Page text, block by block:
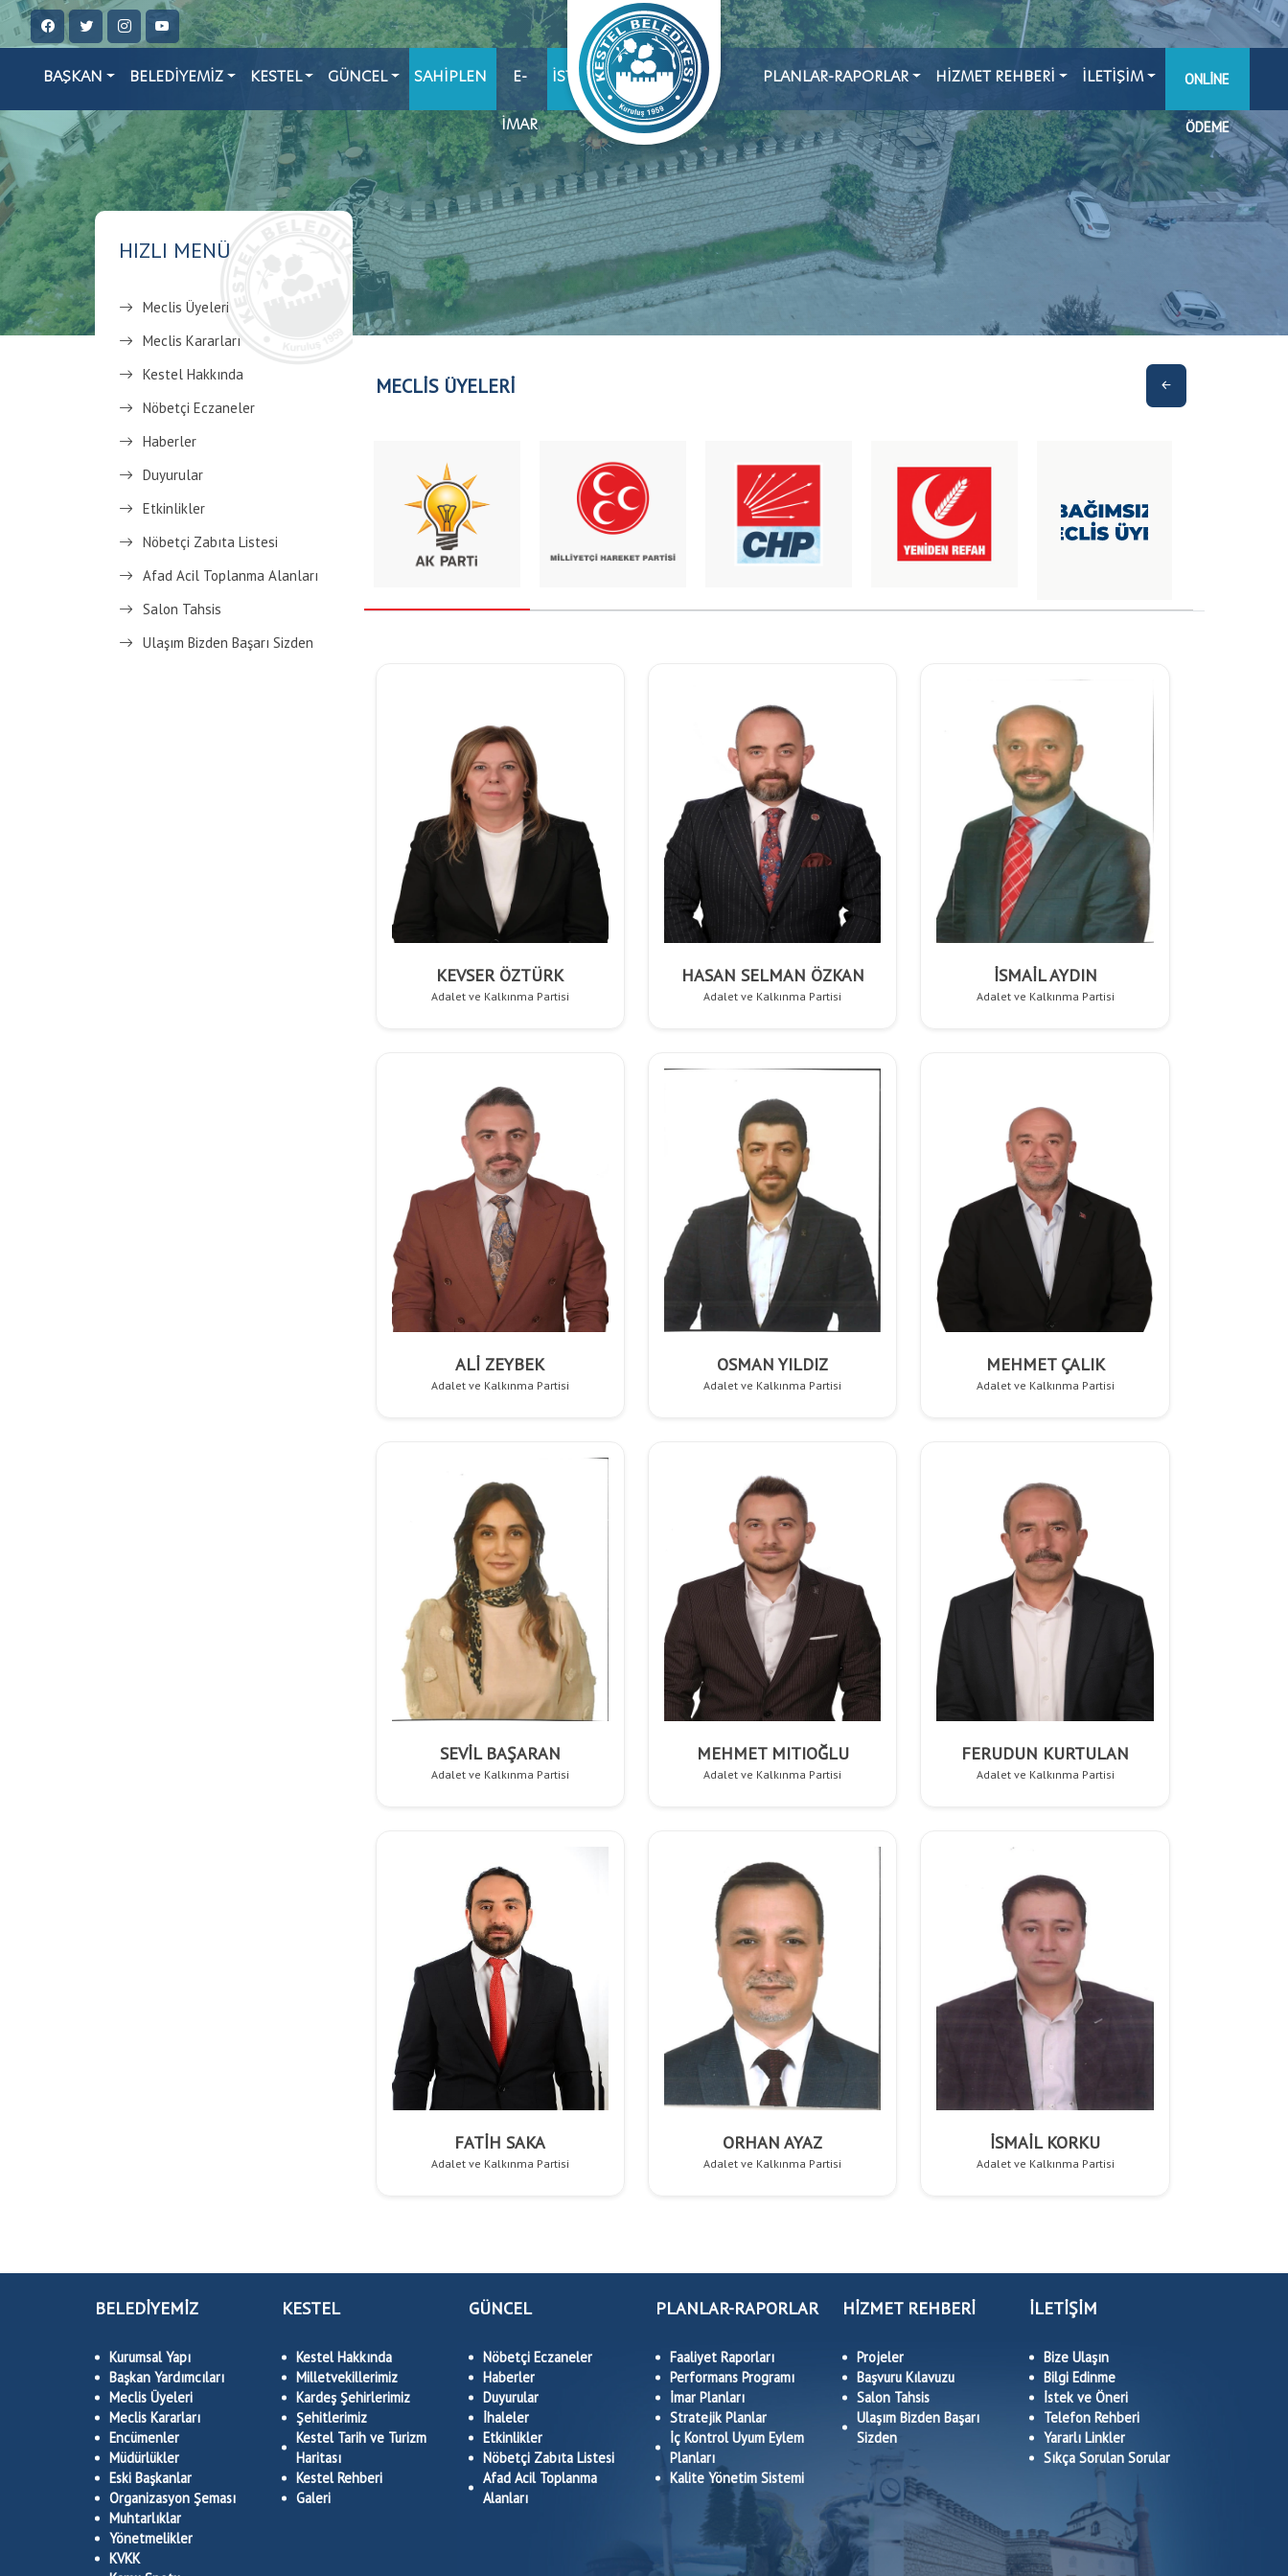
BAŞKAN BELEDİYEMİZ KESTEL GÜNCEL SAHIPLEN E-
İMAR
İSTIHDAM PLANLAR-RAPORLAR HİZMET REHBERİ İLETİŞİM ONLINE
ÖDEME
Anasayfa /
HIZLI MENÜ
Meclis Üyeleri
Meclis Kararları
Kestel Hakkında
Nöbetçi Eczaneler
Haberler
Duyurular
Etkinlikler
Nöbetçi Zabıta Listesi
Afad Acil Toplanma Alanları
Salon Tahsis
Ulaşım Bizden Başarı Sizden
MECLİS ÜYELERİ
KEVSER ÖZTÜRK
Adalet ve Kalkınma Partisi
HASAN SELMAN ÖZKAN
Adalet ve Kalkınma Partisi
İSMAİL AYDIN
Adalet ve Kalkınma Partisi
ALİ ZEYBEK
Adalet ve Kalkınma Partisi
OSMAN YILDIZ
Adalet ve Kalkınma Partisi
MEHMET ÇALIK
Adalet ve Kalkınma Partisi
SEVİL BAŞARAN
Adalet ve Kalkınma Partisi
MEHMET MITIOĞLU
Adalet ve Kalkınma Partisi
FERUDUN KURTULAN
Adalet ve Kalkınma Partisi
FATİH SAKA
Adalet ve Kalkınma Partisi
ORHAN AYAZ
Adalet ve Kalkınma Partisi
İSMAİL KORKU
Adalet ve Kalkınma Partisi
BELEDİYEMİZ
Kurumsal Yapı
Başkan Yardımcıları
Meclis Üyeleri
Meclis Kararları
Encümenler
Müdürlükler
Eski Başkanlar
Organizasyon Şeması
Muhtarlıklar
Yönetmelikler
KVKK
KESTEL
Kestel Hakkında
Milletvekillerimiz
Kardeş Şehirlerimiz
Şehitlerimiz
Kestel Tarih ve Turizm
Haritası
Kestel Rehberi
Galeri
GÜNCEL
Nöbetçi Eczaneler
Haberler
Duyurular
İhaleler
Etkinlikler
Nöbetçi Zabıta Listesi
Afad Acil Toplanma
Alanları
PLANLAR-RAPORLAR
Faaliyet Raporları
Performans Programı
İmar Planları
Stratejik Planlar
İç Kontrol Uyum Eylem
Planları
Kalite Yönetim Sistemi
HİZMET REHBERİ
Projeler
Başvuru Kılavuzu
Salon Tahsis
Ulaşım Bizden Başarı
Sizden
İLETİŞİM
Bize Ulaşın
Bilgi Edinme
İstek ve Öneri
Telefon Rehberi
Yararlı Linkler
Sıkça Sorulan Sorular